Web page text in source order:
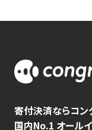
寄付決済ならコン
国内No.1 オール